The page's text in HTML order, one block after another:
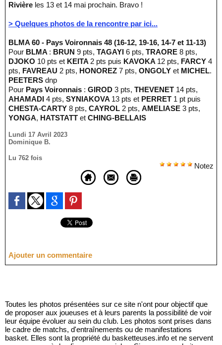
Rivière les 13 et 14 mai prochain. Bravo !
> Quelques photos de la rencontre par ici...
BLMA 60 - Pays Voironnais 48 (16-12, 19-16, 14-7 et 11-13)
Pour BLMA : BRUN 9 pts, TAGAYI 6 pts, TRAORE 8 pts,
DJOKO 10 pts et KEITA 2 pts puis KAVOKA 12 pts, FARCY 4
pts, FAVREAU 2 pts, HONOREZ 7 pts, ONGOLY et MICHEL.
PEETERS dnp
Pour Pays Voironnais : GIROD 3 pts, THEVENET 14 pts,
AHAMADI 4 pts, SYNIAKOVA 13 pts et PERRET 1 pt puis
CHESTA-CARTY 8 pts, CAYROL 2 pts, AMELIASE 3 pts,
YONGA, HATSTATT et CHING-BELLAIS
Lundi 17 Avril 2023
Dominique B.
Lu 762 fois
Notez
Ajouter un commentaire
Toutes les photos présentées sur ce site n'ont pour objectif que
de proposer aux joueuses et à leurs parents la possibilité de voir
leur équipe évoluer au sein du club. Les photos sont prises dans
le cadre de matchs, d'entraînements ou de manifestations
basket. Elles sont la propriété du basketteuses.info et ne servent